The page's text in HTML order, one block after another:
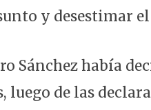
y desestimar
Sánchez había
luego de las